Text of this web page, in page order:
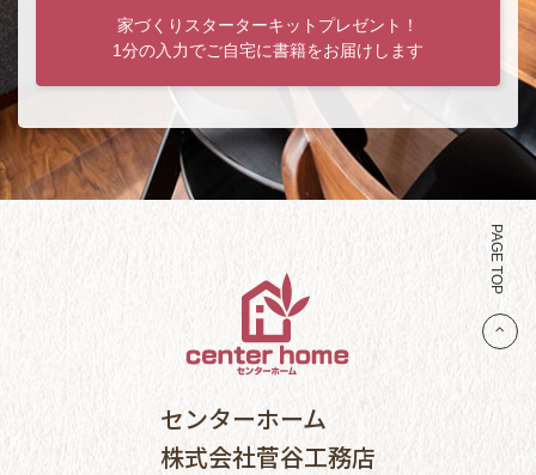
家づくりスターターキットプレゼント！
1分の入力でご自宅に書籍をお届けします
PAGE TOP
センターホーム
株式会社菅谷工務店